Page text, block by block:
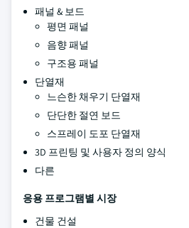
패널 & 보드
평면 패널
음향 패널
구조용 패널
단열재
느슨한 채우기 단열재
단단한 절연 보드
스프레이 도포 단열재
3D 프린팅 및 사용자 정의 양식
다른
응용 프로그램별 시장
건물 건설